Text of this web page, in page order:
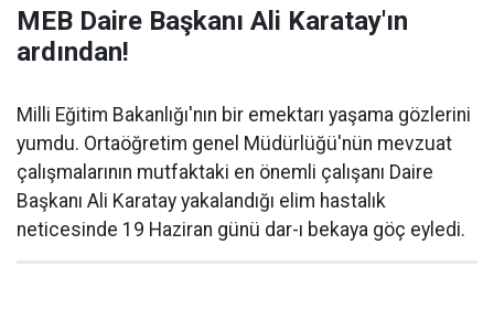
MEB Daire Başkanı Ali Karatay'ın
ardından!
Milli Eğitim Bakanlığı'nın bir emektarı yaşama gözlerini
yumdu. Ortaöğretim genel Müdürlüğü'nün mevzuat
çalışmalarının mutfaktaki en önemli çalışanı Daire
Başkanı Ali Karatay yakalandığı elim hastalık
neticesinde 19 Haziran günü dar-ı bekaya göç eyledi.